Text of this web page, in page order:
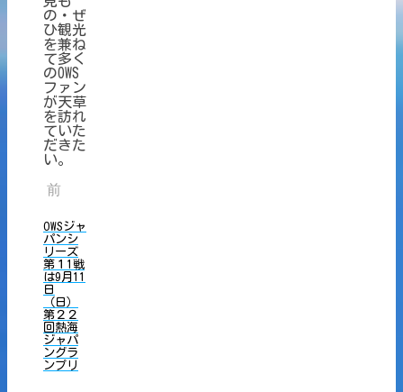
の・ぜ
ひ観光
を兼ね
て多く
のOWS
ファン
が天草
を訪れ
ていた
だきた
い。
前
OWSジャ
パンシ
リーズ
第１1戦
は9月11
日
（日）
第２２
回熱海
ジャパ
ングラ
ンプリ